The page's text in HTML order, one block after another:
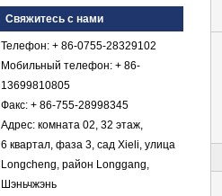
Свяжитесь с нами
Телефон: + 86-0755-28329102
Мобильный телефон: + 86-
13699810805
Факс: + 86-755-28998345
Адрес: комната 02, 32 этаж,
6 квартал, фаза 3, сад Xieli, улица
Longcheng, район Longgang,
Шэньчжэнь
коническим
стеклопластика с
пластиком FRP
коническим
стекловолокнистым
армированным
пластиком FRP
Галечный лист